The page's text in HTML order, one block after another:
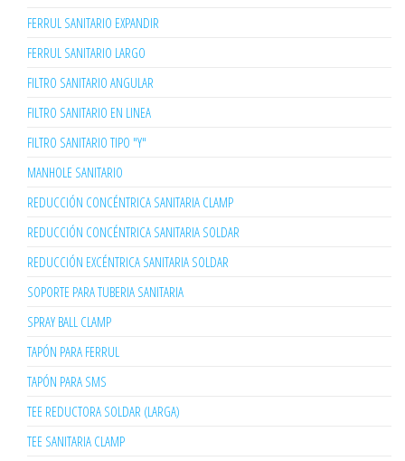
FERRUL SANITARIO EXPANDIR
FERRUL SANITARIO LARGO
FILTRO SANITARIO ANGULAR
FILTRO SANITARIO EN LINEA
FILTRO SANITARIO TIPO "Y"
MANHOLE SANITARIO
REDUCCIÓN CONCÉNTRICA SANITARIA CLAMP
REDUCCIÓN CONCÉNTRICA SANITARIA SOLDAR
REDUCCIÓN EXCÉNTRICA SANITARIA SOLDAR
SOPORTE PARA TUBERIA SANITARIA
SPRAY BALL CLAMP
TAPÓN PARA FERRUL
TAPÓN PARA SMS
TEE REDUCTORA SOLDAR (LARGA)
TEE SANITARIA CLAMP